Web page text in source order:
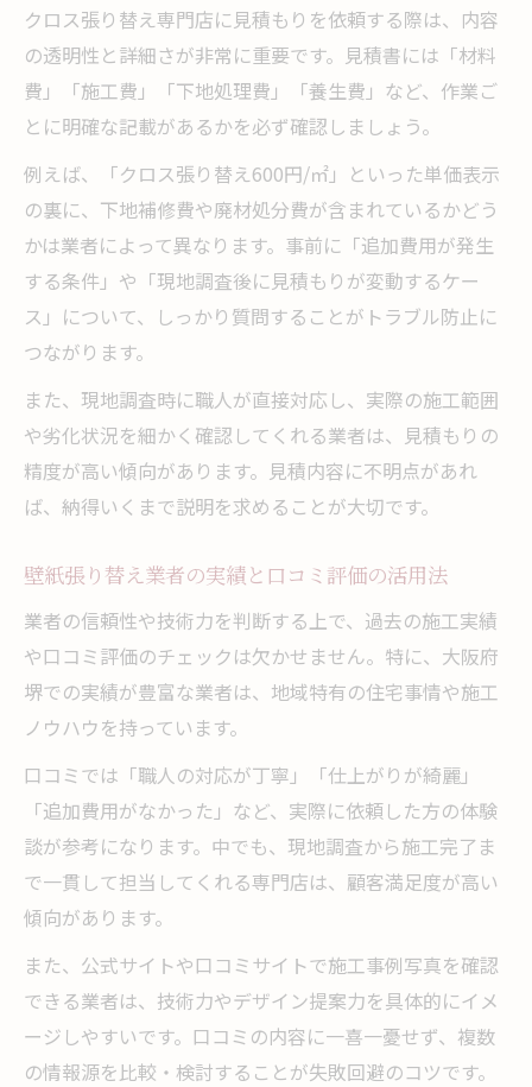
クロス張り替え専門店に見積もりを依頼する際は、内容
の透明性と詳細さが非常に重要です。見積書には「材料
費」「施工費」「下地処理費」「養生費」など、作業ご
とに明確な記載があるかを必ず確認しましょう。
例えば、「クロス張り替え600円/㎡」といった単価表示
の裏に、下地補修費や廃材処分費が含まれているかどう
かは業者によって異なります。事前に「追加費用が発生
する条件」や「現地調査後に見積もりが変動するケー
ス」について、しっかり質問することがトラブル防止に
つながります。
また、現地調査時に職人が直接対応し、実際の施工範囲
や劣化状況を細かく確認してくれる業者は、見積もりの
精度が高い傾向があります。見積内容に不明点があれ
ば、納得いくまで説明を求めることが大切です。
壁紙張り替え業者の実績と口コミ評価の活用法
業者の信頼性や技術力を判断する上で、過去の施工実績
や口コミ評価のチェックは欠かせません。特に、大阪府
堺での実績が豊富な業者は、地域特有の住宅事情や施工
ノウハウを持っています。
口コミでは「職人の対応が丁寧」「仕上がりが綺麗」
「追加費用がなかった」など、実際に依頼した方の体験
談が参考になります。中でも、現地調査から施工完了ま
で一貫して担当してくれる専門店は、顧客満足度が高い
傾向があります。
また、公式サイトや口コミサイトで施工事例写真を確認
できる業者は、技術力やデザイン提案力を具体的にイメ
ージしやすいです。口コミの内容に一喜一憂せず、複数
の情報源を比較・検討することが失敗回避のコツです。